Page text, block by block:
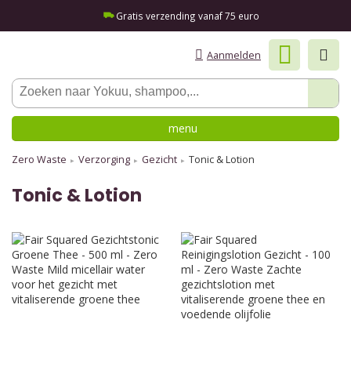
Gratis verzending vanaf 75 euro
Aanmelden
menu
Zero Waste Verzorging Gezicht Tonic & Lotion
Tonic & Lotion